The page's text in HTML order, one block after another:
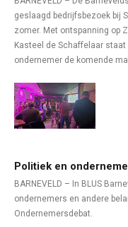
geslaagd bedrijfsbezoek bij
zomer. Met ontspanning op
Kasteel de Schaffelaar
ondernemer de komende
Politiek en
BARNEVELD – In BLUS
ondernemers en andere
Ondernemersdebat.